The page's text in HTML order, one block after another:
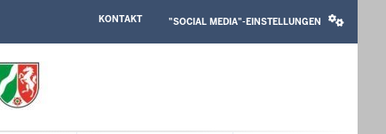
TOPKONTAKT
MEDIA
"SOCIAL MEDIA"-EINSTELLUNGEN